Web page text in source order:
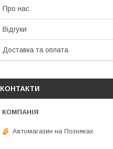
Про нас
Відгуки
Доставка та оплата
КОНТАКТИ
Автомагазин на Позняках